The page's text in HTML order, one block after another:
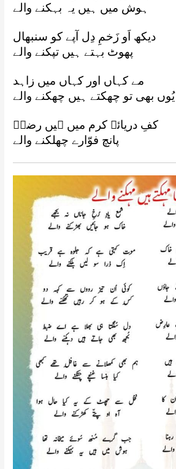
ہوش میں ہیں یہ بہکنے والے
دیکھ اَو زَخمِ دِل آپے کو سنبھال
پھوٹ بہتے ہیں تپکنے والے
مے کہاں اور کہاں میں زاہد
یُوں بھی تو چھکتے ہیں چھکنے والے
کفِ دریائے کرم میں ہیں رضاؔ
پانچ فوّارے چھلکنے والے